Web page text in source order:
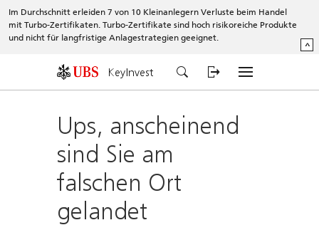
Im Durchschnitt erleiden 7 von 10 Kleinanlegern Verluste beim Handel
mit Turbo-Zertifikaten. Turbo-Zertifikate sind hoch risikoreiche Produkte
und nicht für langfristige Anlagestrategien geeignet.
^
KeyInvest
Ups, anscheinend
sind Sie am
falschen Ort
gelandet